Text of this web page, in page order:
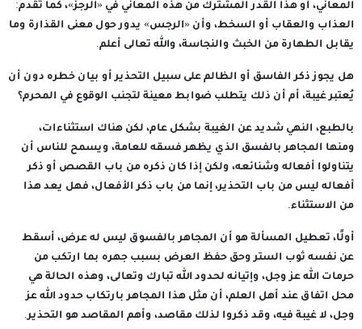
المعاني، أو هذا القدر المشترك من هذه المعاني في «الرجز»، كما تقدم:
العذاب والعقاب أو السخط، وأن «الرجس» يدور حول معنى القذارة وما
يقابل الطهارة من الخبث والنجاسة، والله تعالى أعلم.
هل يجوز ذكر الفاسق أو الظالم على سبيل التحذير أو بيان خطره دون أن
يُعتبر غيبة، أم أن ذلك يتطلب ضوابط معينة لتجنب الوقوع في المحرم؟
بالطبع، النهي شديد عن الغيبة بشكل عام، لكن هناك استثناءات،
ومنها المجاهر بالفسق الذي يظهر فسقه للعامة، ويسمح للناس أن
يتناولوا أفعاله وشنائعه، ولكن إذا كان ذكره من باب القصص أو ذكر
أفعاله ليس من باب التحذير، إنما من باب ذكر الأفعال، فهل يعد هذا
من الاستثناء.
أولًا، تعطيل المسألة هو أن المجاهر بالفسوق ليس له عرض، أسقط
عن نفسه ثوب الستر وحق حفظ العرض بسبب جهره بما ارتكب من
حرمات الله عز وجل، وإتيانه لحدود الله تبارك وتعالى، وهذه الحالة هي
محل اتفاق عند أهل العلم، أن مثل هذا المجاهر بارتكاب حدود الله عز
وجل، لا غيبة فيه، وقد ذكروا لذلك مقاصد، وأهم المقاصد هو التحذير.